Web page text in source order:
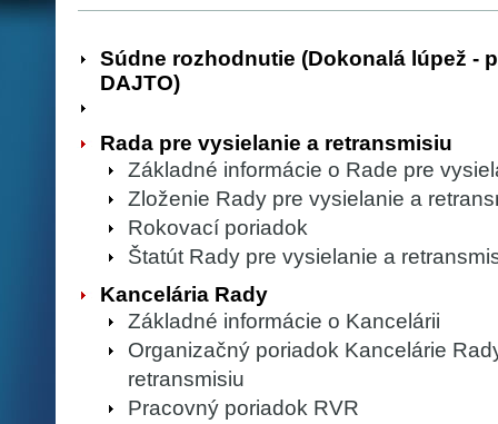
Súdne rozhodnutie (Dokonalá lúpež -
DAJTO)
Rada pre vysielanie a retransmisiu
Základné informácie o Rade pre
Zloženie Rady pre vysielanie a
Rokovací poriadok
Štatút Rady pre vysielanie a
Kancelária Rady
Základné informácie o Kancelárii
Organizačný poriadok Kancelárie
retransmisiu
Pracovný poriadok RVR